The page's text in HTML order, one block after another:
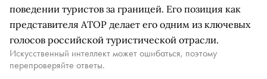
поведении туристов за границей. Его позиция как
представителя АТОР делает его одним из ключевых
голосов российской туристической отрасли.
Искусственный интеллект может ошибаться, поэтому
перепроверяйте ответы.